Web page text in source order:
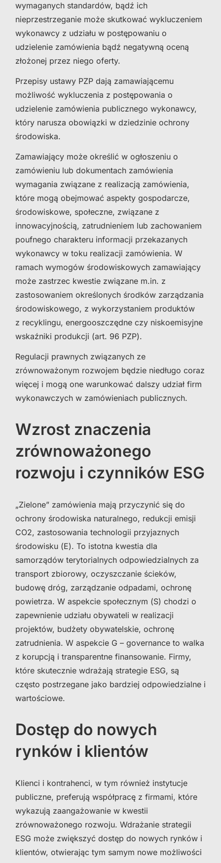
wymaganych standardów, bądź ich
nieprzestrzeganie może skutkować wykluczeniem
wykonawcy z udziału w postępowaniu o
udzielenie zamówienia bądź negatywną oceną
złożonej przez niego oferty.
Przepisy ustawy PZP dają zamawiającemu
możliwość wykluczenia z postępowania o
udzielenie zamówienia publicznego wykonawcy,
który narusza obowiązki w dziedzinie ochrony
środowiska.
Zamawiający może określić w ogłoszeniu o
zamówieniu lub dokumentach zamówienia
wymagania związane z realizacją zamówienia,
które mogą obejmować aspekty gospodarcze,
środowiskowe, społeczne, związane z
innowacyjnością, zatrudnieniem lub zachowaniem
poufnego charakteru informacji przekazanych
wykonawcy w toku realizacji zamówienia. W
ramach wymogów środowiskowych zamawiający
może zastrzec kwestie związane m.in. z
zastosowaniem określonych środków zarządzania
środowiskowego, z wykorzystaniem produktów
z recyklingu, energooszczędne czy niskoemisyjne
wskaźniki produkcji (art. 96 PZP).
Regulacji prawnych związanych ze
zrównoważonym rozwojem będzie niedługo coraz
więcej i mogą one warunkować dalszy udział firm
wykonawczych w zamówieniach publicznych.
Wzrost znaczenia
zrównoważonego
rozwoju i czynników ESG
„Zielone” zamówienia mają przyczynić się do
ochrony środowiska naturalnego, redukcji emisji
CO2, zastosowania technologii przyjaznych
środowisku (E). To istotna kwestia dla
samorządów terytorialnych odpowiedzialnych za
transport zbiorowy, oczyszczanie ścieków,
budowę dróg, zarządzanie odpadami, ochronę
powietrza. W aspekcie społecznym (S) chodzi o
zapewnienie udziału obywateli w realizacji
projektów, budżety obywatelskie, ochronę
zatrudnienia. W aspekcie G – governance to walka
z korupcją i transparentne finansowanie. Firmy,
które skutecznie wdrażają strategie ESG, są
często postrzegane jako bardziej odpowiedzialne i
wartościowe.
Dostęp do nowych
rynków i klientów
Klienci i kontrahenci, w tym również instytucje
publiczne, preferują współpracę z firmami, które
wykazują zaangażowanie w kwestii
zrównoważonego rozwoju. Wdrażanie strategii
ESG może zwiększyć dostęp do nowych rynków i
klientów, otwierając tym samym nowe możliwości